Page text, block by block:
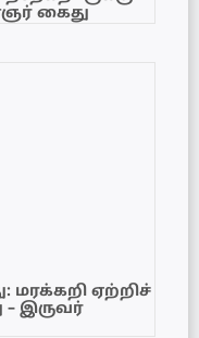
கைது
மரக்கறி ஏற்றிச்
இருவர்